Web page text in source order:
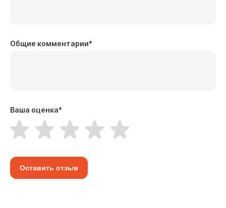
Общие комментарии*
Ваша оценка*
Оставить отзыв